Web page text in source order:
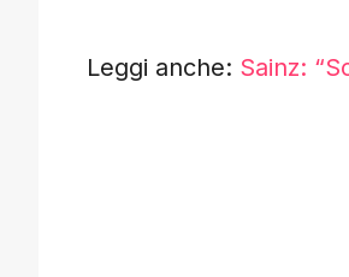
Leggi anche: Sainz: